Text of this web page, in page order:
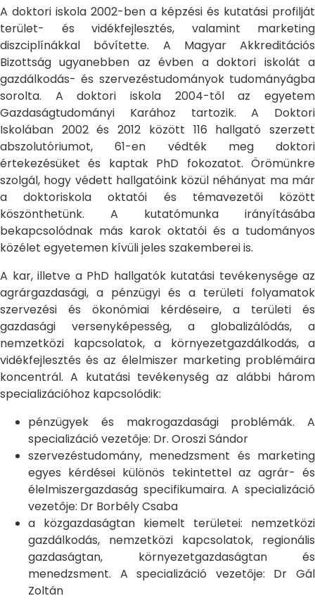
A doktori iskola 2002-ben a képzési és kutatási profilját
terület- és vidékfejlesztés, valamint marketing
diszciplínákkal bővítette. A Magyar Akkreditációs
Bizottság ugyanebben az évben a doktori iskolát a
gazdálkodás- és szervezéstudományok tudományágba
sorolta. A doktori iskola 2004-től az egyetem
Gazdaságtudományi Karához tartozik. A Doktori
Iskolában 2002 és 2012 között 116 hallgató szerzett
abszolutóriumot, 61-en védték meg doktori
értekezésüket és kaptak PhD fokozatot. Örömünkre
szolgál, hogy védett hallgatóink közül néhányat ma már
a doktoriskola oktatói és témavezetői között
köszönthetünk. A kutatómunka irányításába
bekapcsolódnak más karok oktatói és a tudományos
közélet egyetemen kívüli jeles szakemberei is.
A kar, illetve a PhD hallgatók kutatási tevékenysége az
agrárgazdasági, a pénzügyi és a területi folyamatok
szervezési és ökonómiai kérdéseire, a területi és
gazdasági versenyképesség, a globalizálódás, a
nemzetközi kapcsolatok, a környezetgazdálkodás, a
vidékfejlesztés és az élelmiszer marketing problémáira
koncentrál. A kutatási tevékenység az alábbi három
specializációhoz kapcsolódik:
pénzügyek és makrogazdasági problémák. A
specializáció vezetője: Dr. Oroszi Sándor
szervezéstudomány, menedzsment és marketing
egyes kérdései különös tekintettel az agrár- és
élelmiszergazdaság specifikumaira. A specializáció
vezetője: Dr Borbély Csaba
a közgazdaságtan kiemelt területei: nemzetközi
gazdálkodás, nemzetközi kapcsolatok, regionális
gazdaságtan, környezetgazdaságtan és
menedzsment. A specializáció vezetője: Dr Gál
Zoltán